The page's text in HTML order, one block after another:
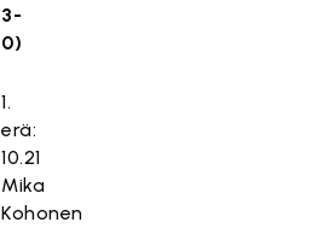
3-
0)
1.
erä:
10.21
Mika
Kohonen